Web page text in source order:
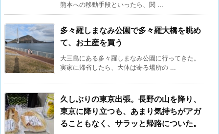
熊本への移動手段といったら、関 ...
多々羅しまなみ公園で多々羅大橋を眺め
て、お土産を買う
大三島にある多々羅しまなみ公園に行ってきた。
実家に帰省したら、大体は寄る場所の ...
久しぶりの東京出張。長野の山を降り、
東京に降り立つも、あまり気持ちがアガ
ることもなく、サラッと帰路についた。